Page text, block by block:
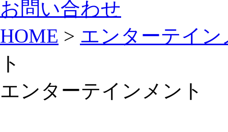
お問い合わせ
HOME > エンターテイン
ト
エンターテインメント